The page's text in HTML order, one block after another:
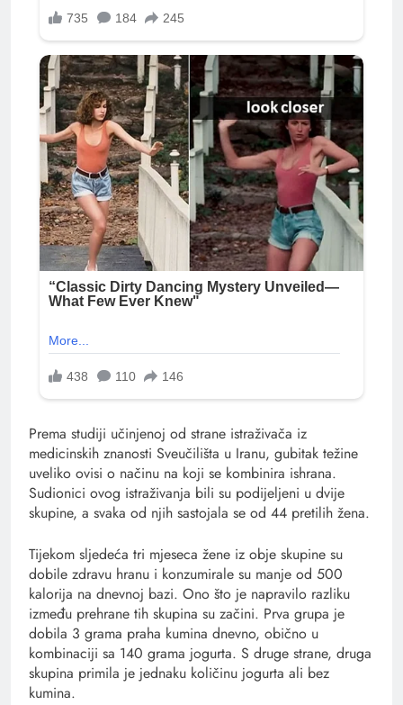
Prema studiji učinjenoj od strane istraživača iz
medicinskih znanosti Sveučilišta u Iranu, gubitak težine
uveliko ovisi o načinu na koji se kombinira ishrana.
Sudionici ovog istraživanja bili su podijeljeni u dvije
skupine, a svaka od njih sastojala se od 44 pretilih žena.
Tijekom sljedeća tri mjeseca žene iz obje skupine su
dobile zdravu hranu i konzumirale su manje od 500
kalorija na dnevnoj bazi. Ono što je napravilo razliku
između prehrane tih skupina su začini. Prva grupa je
dobila 3 grama praha kumina dnevno, obično u
kombinaciji sa 140 grama jogurta. S druge strane, druga
skupina primila je jednaku količinu jogurta ali bez
kumina.